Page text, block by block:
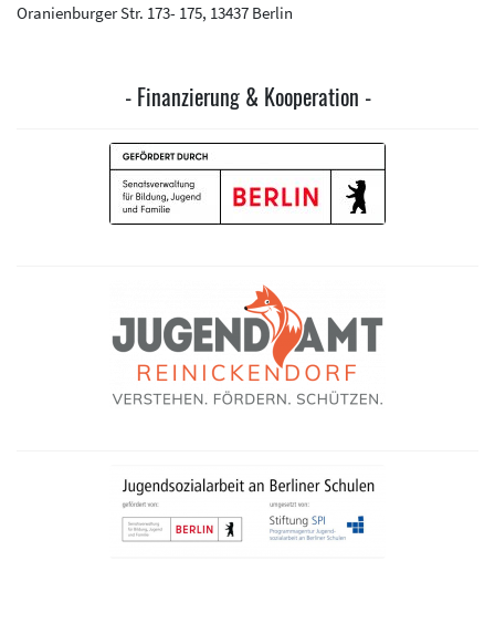
Oranienburger Str. 173- 175, 13437 Berlin
Finanzierung & Kooperation